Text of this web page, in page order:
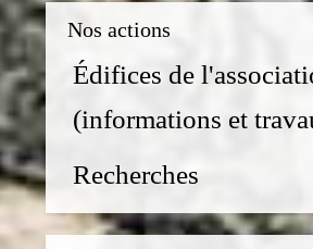
Nos actions
Édifices de
(informations et
Recherches